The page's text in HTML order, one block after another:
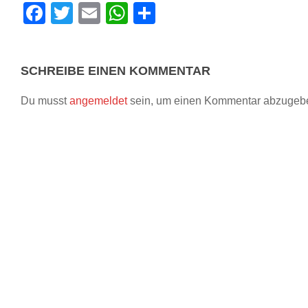
Facebook
TwitterEmailWhatsApp
SCHREIBE EINEN KOMMENTAR
Du musstangemeldetsein, um einen Kommentar